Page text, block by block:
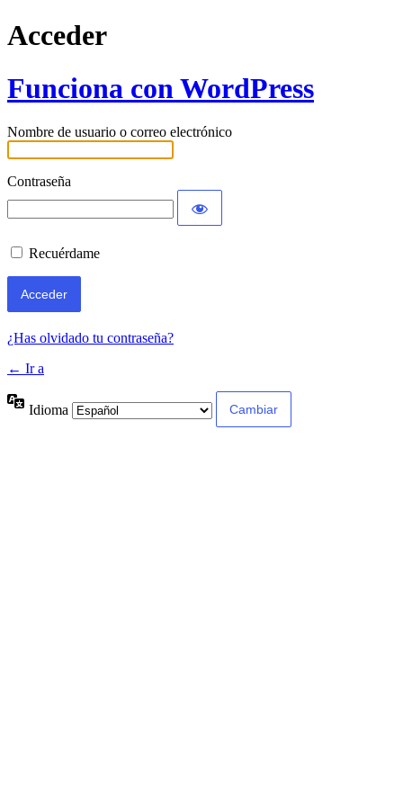
Acceder
Funciona con WordPress
Nombre de usuario o correo electrónico
Contraseña
Recuérdame
¿Has olvidado tu contraseña?
← Ir a
Idioma